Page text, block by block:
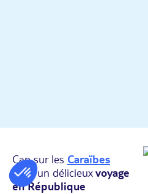
Cap sur les Caraïbes
pour un délicieuxvoyage
en République